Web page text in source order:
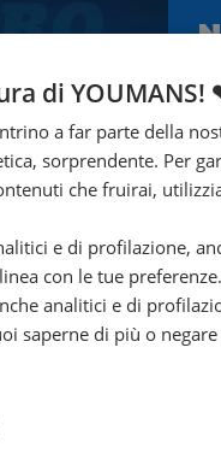
di YOUMANS!
a far parte della
sorprendente. Per
che fruirai,
e di profilazione,
con le tue preferenze.
analitici e di
saperne di più o